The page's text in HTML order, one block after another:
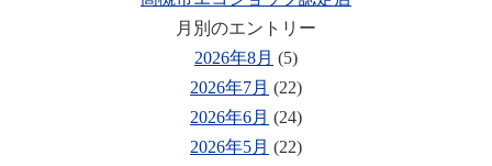
月別のエントリー
2026年8月 (5)
2026年7月 (22)
2026年6月 (24)
2026年5月 (22)